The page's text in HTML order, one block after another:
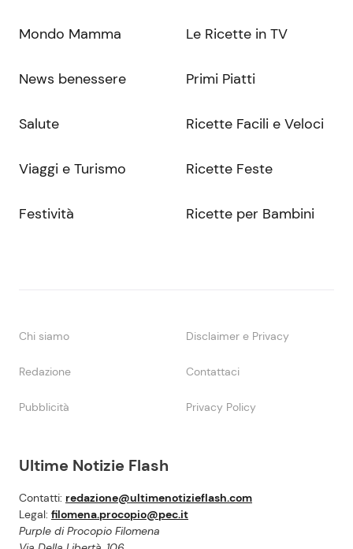
Ultime Notizie Flash
Contatti: redazione@ultimenotizieflash.com
Legal: filomena.procopio@pec.it
Purple di Procopio Filomena
Mondo Mamma
News benessere
Salute
Viaggi e Turismo
Festività
Le Ricette in TV
Primi Piatti
Ricette Facili e Veloci
Ricette Feste
Ricette per Bambini
Chi siamo Disclaimer e Privacy
Redazione Contattaci
Pubblicità Privacy Policy